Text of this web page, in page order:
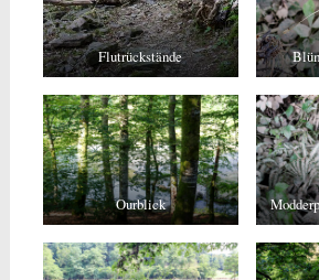
Flutrückstände
Ourblick